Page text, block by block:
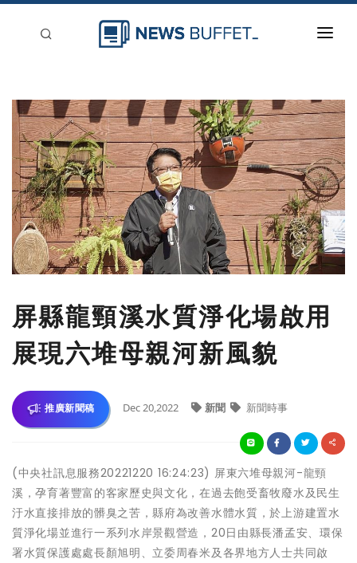
新聞稿分類
登入
刊登
屏縣龍頸溪水質淨化場啟用
展現六堆母親河新風貌
推廣新聞稿 Dec 20,2022 新聞 新聞時事
(中央社訊息服務20221220 16:24:23) 屏東六堆母親河-龍頸
溪，孕育著豐富的客家歷史與文化，在過去飽受畜牧廢水及民生
汙水直接排放的髒臭之苦，縣府為改善水體水質，於上游建置水
質淨化場並進行一系列水岸景觀營造，20日由縣長潘孟安、環保
署水質保護處處長顏旭明、立委周春米及各界地方人士共同啟